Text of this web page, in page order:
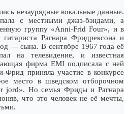
незаурядные вокальные данные.
с местными джаз-бэндами, а
группу «Anni-Frid Four», и в
Рагнара Фридрексона и
— сына. В сентябре 1967 года её
на телевидение, и известная
фирма EMI подписала с ней
Фрид приняла участие в конкурсе
ое место в шведском отборочном
jord». Но семья Фриды и Рагнара
что это человек не её мечты,